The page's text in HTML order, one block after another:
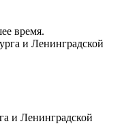
время.
и Ленинградской
и Ленинградской